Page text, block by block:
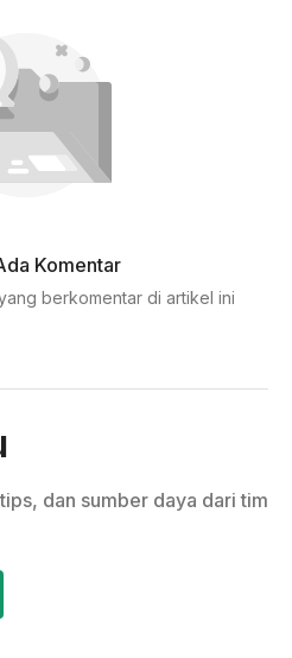
Komentar
berkomentar di artikel ini
dan sumber daya dari tim